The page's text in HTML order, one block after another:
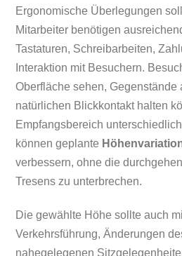
Ergonomische Überlegungen
Mitarbeiter benötigen
Tastaturen, Schreibarbeiten,
Interaktion mit Besuchern.
Oberfläche sehen, Gegenstände
natürlichen Blickkontakt halten
Empfangsbereich
können geplante
verbessern, ohne die
Tresens zu unterbrechen.
Die gewählte Höhe sollte auch
Verkehrsführung, Änderungen
nahegelegenen